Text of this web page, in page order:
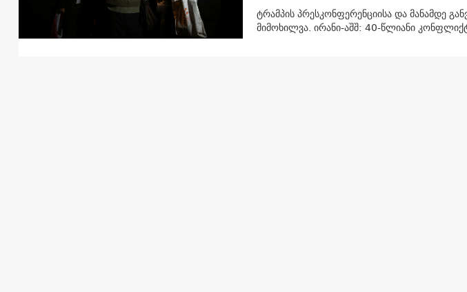
ტრამპის პრესკონფერენციისა და მანამდე
მიმოხილვა. ირანი-აშშ: 40-წლიანი